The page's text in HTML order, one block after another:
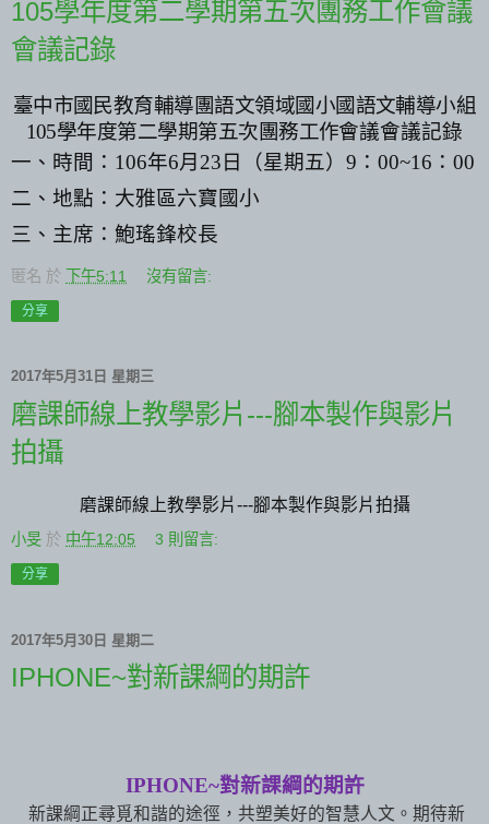
105學年度第二學期第五次團務工作會議
會議記錄
臺中市國民教育輔導團語文領域國小國語文輔導小組
105學年度第二學期第五次團務工作會議會議記錄
一、時間： 106年6月 23日（星期五） 9 ： 00~16 ： 00
二、地點：大雅區六寶國小
三、主席：鮑瑤鋒校長
匿名 於 下午5:11 沒有留言:
分享
2017年5月31日 星期三
磨課師線上教學影片---腳本製作與影片
拍攝
磨課師線上教學影片---腳本製作與影片拍攝
小旻 於 中午12:05 3 則留言:
分享
2017年5月30日 星期二
IPHONE~對新課綱的期許
IPHONE~對新課綱的期許
新課綱正尋覓和諧的途徑，共塑美好的智慧人文。期待新